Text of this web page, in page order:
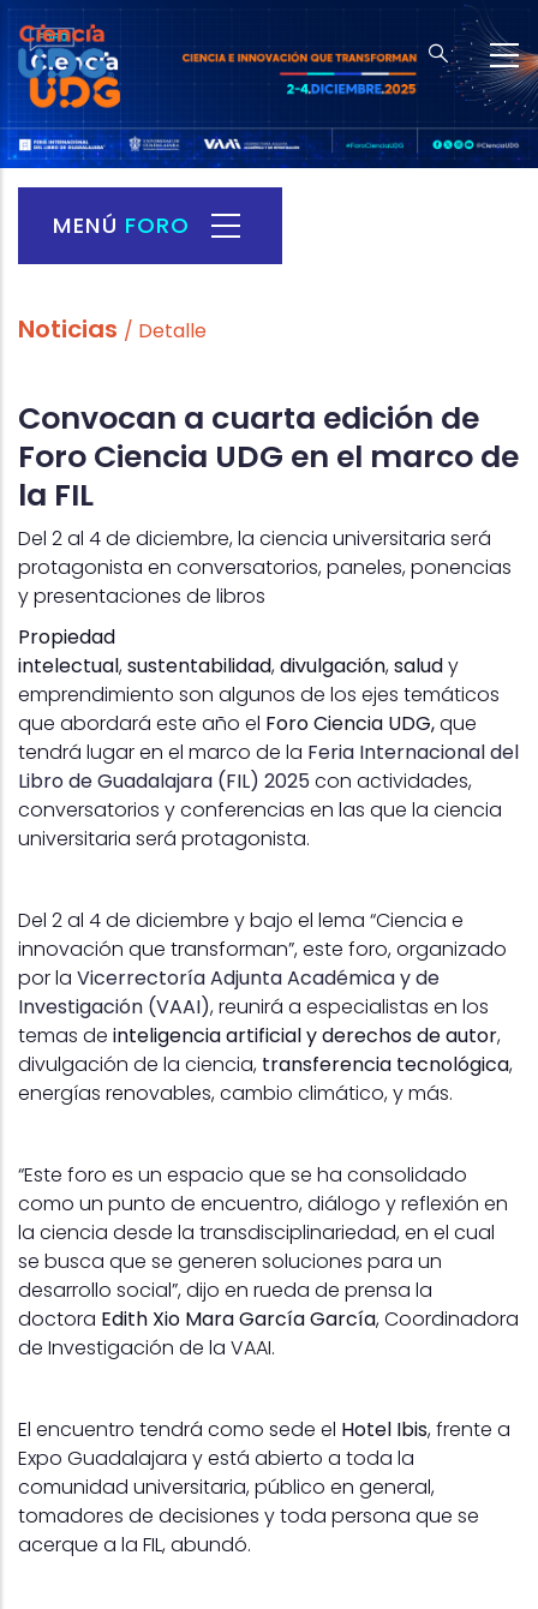
Skip
to
main
content
MENÚ FORO
Menu
Noticias / Detalle
Convocan a cuarta edición de
Foro Ciencia UDG en el marco de
la FIL
Del 2 al 4 de diciembre, la ciencia universitaria será
protagonista en conversatorios, paneles, ponencias
y presentaciones de libros
Propiedad
intelectual,sustentabilidad,divulgación,saludy
emprendimiento son algunos de los ejes temáticos
que abordará este año el Foro Ciencia UDG,que
tendrá lugar en el marco de la Feria Internacional del
Libro de Guadalajara (FIL) 2025 con actividades,
conversatorios y conferencias en las que la ciencia
universitaria será protagonista.
Del 2 al 4 de diciembre y bajo el lema “Ciencia e
innovación que transforman”, este foro, organizado
por la Vicerrectoría Adjunta Académica y de
Investigación (VAAI), reunirá a especialistas en los
temas de inteligencia artificial y derechos de autor,
divulgación de la ciencia, transferencia tecnológica,
energías renovables, cambio climático, y más.
“Este foro es un espacio que se ha consolidado
como un punto de encuentro, diálogo y reflexión en
la ciencia desde la transdisciplinariedad, en el cual
se busca que se generen soluciones para un
desarrollo social”, dijo en rueda de prensa la
doctora Edith Xio Mara García García, Coordinadora
de Investigación de la VAAI.
El encuentro tendrá como sede el Hotel Ibis, frente a
Expo Guadalajara y está abierto a toda la
comunidad universitaria, público en general,
tomadores de decisiones y toda persona que se
acerque a la FIL, abundó.